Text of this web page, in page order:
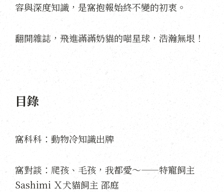
容與深度知識，是窩抱報始終不變的初衷。
翻開雜誌，飛進滿滿奶貓的喵星球，浩瀚無垠！
目錄
窩科科：動物冷知識出牌
窩對談：爬孩、毛孩，我都愛～——特寵飼主
Sashimi Ｘ犬貓飼主 邵庭